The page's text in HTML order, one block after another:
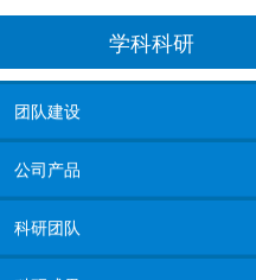
学科科研
团队建设
公司产品
科研团队